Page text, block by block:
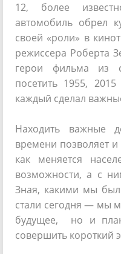
12, более
автомобиль обрел
своей «роли» в
режиссера Роберта
герои фильма из
посетить 1955,
каждый сделал
Находить важные
времени позволяет и
как меняется
возможности, а с
Зная, какими мы
стали сегодня — мы
будущее, но и
совершить короткий